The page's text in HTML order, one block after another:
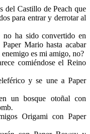
del Castillo de Peach que
para entrar y derrotar al
ha sido convertido en
Mario hasta acabar
es mi amigo, no?
comiéndose el Reino
y se une a Paper
un bosque otoñal con
Origami con Paper